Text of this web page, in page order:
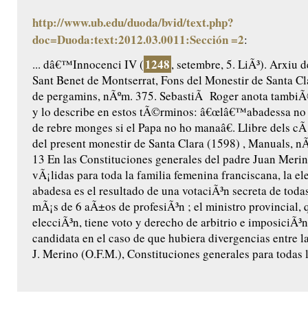
http://www.ub.edu/duoda/bvid/text.php?
doc=Duoda:text:2012.03.0011:Sección =2:
... dâ€™Innocenci IV (1248, setembre, 5. LiÃ³). Arxiu
Sant Benet de Montserrat, Fons del Monestir de Santa
de pergamins, nÃºm. 375. SebastiÃ Roger anota
y lo describe en estos tÃ©rminos: â€œlâ€™abadessa
de rebre monges si el Papa no ho manaâ€. Llibre dels
del present monestir de Santa Clara (1598) , Manuals,
13 En las Constituciones generales del padre Juan
vÃ¡lidas para toda la familia femenina franciscana, la
abadesa es el resultado de una votaciÃ³n secreta de
mÃ¡s de 6 aÃ±os de profesiÃ³n ; el ministro provincial,
elecciÃ³n, tiene voto y derecho de arbitrio e
candidata en el caso de que hubiera divergencias entre
J. Merino (O.F.M.), Constituciones generales para todas